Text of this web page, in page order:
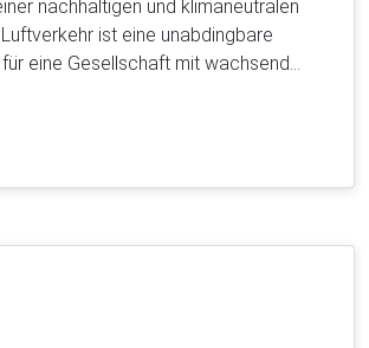
nachhaltigen und klimaneutralen
ist eine unabdingbare
eine Gesellschaft mit wachsend…